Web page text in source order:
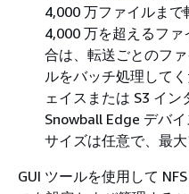
4,000 万ファイルま
4,000 万を超えるフ
合は、転送ごとのフ
ルをバッチ処理して
ェイスまたは S3 イ
Snowball Edge デバ
サイズは任意で、最大
GUI ツールを使用して